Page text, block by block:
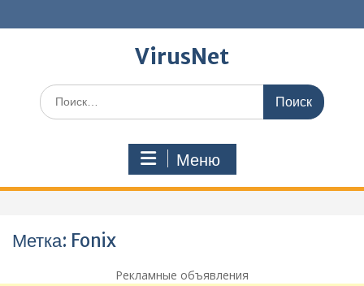
к
VirusNet
Поиск
по:
Меню
Метка: Fonix
Рекламные объявления